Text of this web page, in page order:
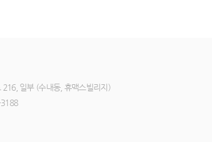
일부 (수내동, 휴맥스빌리지)